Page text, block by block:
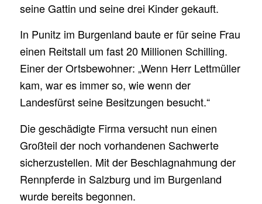
seine Gattin und seine drei Kinder gekauft.
In Punitz im Burgenland baute er für seine Frau
einen Reitstall um fast 20 Millionen Schilling.
Einer der Ortsbewohner: „Wenn Herr Lettmüller
kam, war es immer so, wie wenn der
Landesfürst seine Besitzungen besucht.“
Die geschädigte Firma versucht nun einen
Großteil der noch vorhandenen Sachwerte
sicherzustellen. Mit der Beschlagnahmung der
Rennpferde in Salzburg und im Burgenland
wurde bereits begonnen.